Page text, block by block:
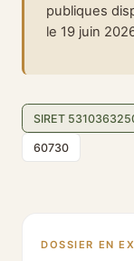
publiques
le 19 juin
SIRET
60730
DOSSIER EN